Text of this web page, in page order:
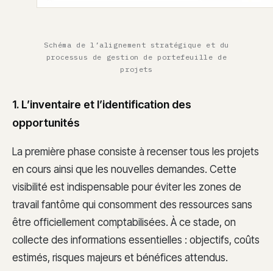
Schéma de l’alignement stratégique et du
processus de gestion de portefeuille de
projets
1. L’inventaire et l’identification des
opportunités
La première phase consiste à recenser tous les projets
en cours ainsi que les nouvelles demandes. Cette
visibilité est indispensable pour éviter les zones de
travail fantôme qui consomment des ressources sans
être officiellement comptabilisées. À ce stade, on
collecte des informations essentielles : objectifs, coûts
estimés, risques majeurs et bénéfices attendus.